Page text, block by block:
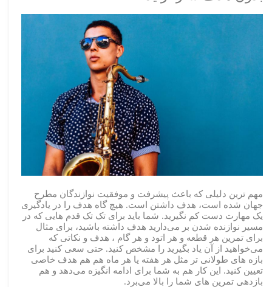
مهم ترین دلیلی که باعث پیشرفت و موفقیت نوازندگان مطرح
جهان شده است، هدف داشتن است. هیچ گاه هدف را در یادگیری
یک مهارت دست کم نگیرید. شما باید برای تک تک قدم هایی که در
مسیر نوازنده شدن بر می‌دارید هدف داشته باشید، برای مثال
برای تمرین هر قطعه و هر اتود و هر گام ، هدف و نکاتی که
می‌خواهید از آن یاد بگیرید را مشخص کنید. حتی سعی کنید برای
بازه های طولانی تر مثل هر هفته یا هر ماه هم هم هدف خاصی
تعیین کنید. این کار هم به شما برای ادامه انگیزه می‌دهد و هم
بازدهی تمرین های شما را بالا می‌برد.